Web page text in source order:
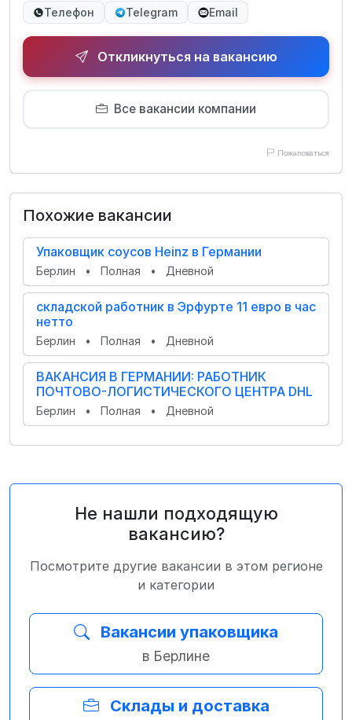
Телефон Telegram Email
Откликнуться на вакансию
Все вакансии компании
Пожаловаться
Похожие вакансии
Упаковщик соусов Heinz в Германии
Берлин • Полная • Дневной
складской работник в Эрфурте 11 евро в час
нетто
Берлин • Полная • Дневной
ВАКАНСИЯ В ГЕРМАНИИ: РАБОТНИК
ПОЧТОВО-ЛОГИСТИЧЕСКОГО ЦЕНТРА DHL
Берлин • Полная • Дневной
Не нашли подходящую
вакансию?
Посмотрите другие вакансии в этом регионе
и категории
Вакансии упаковщика
в Берлине
Склады и доставка